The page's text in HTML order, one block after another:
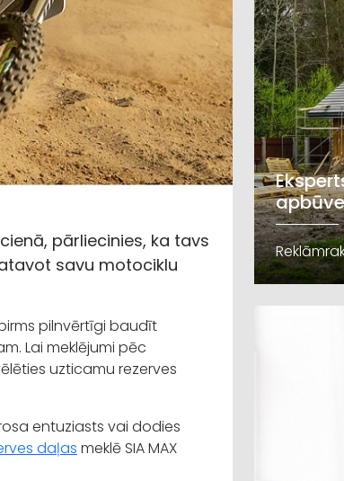
pārliecinies, ka tavs
savu motociklu
pilnvērtīgi baudīt
Lai meklējumi pēc
uzticamu rezerves
entuziasts vai dodies
daļas meklē SIA MAX